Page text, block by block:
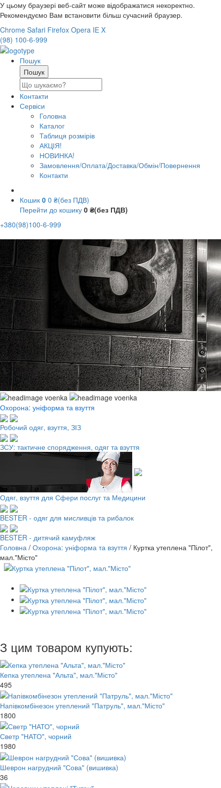
У цьому браузері веб-сайт може відображатися некоректно.
Рекомендуємо Вам встановити більш сучасний браузер.
Chrome Safari Firefox Opera IE X
(98) 100-6-999
Пошук
Контакти
Сервіси
Головна
Каталог
Таблиця розмірів
АКЦІЯ!
НОВИНКА!
Замовлення/Оплата/Доставка/Обмін/Повернення
Контакти
Кошик 0 0 ₴(без ПДВ)
Перейти до кошику 0 ₴(без ПДВ)
+380(98)100-6-999
Охорона: уніформа та взуття
Робочий одяг, взуття, ЗІЗ
ЗСУ: тактичне спорядження, одяг та взуття
Одяг, взуття для Сфери послуг та Медицини
BESTER - одяг для мисливців та рибалок
BESTER - дитячий камуфляж
Головна / Охорона: уніформа та взуття / Куртка утеплена "Пілот",
мал."Місто"
З цим товаром купують:
Кепка утеплена "Альта", мал."Місто"
495
Напівкомбінезон утеплений "Патруль", мал."Місто"
1800
Светр "НАТО", чорний
1980
Шеврон нагрудний "Сова" (вишивка)
36